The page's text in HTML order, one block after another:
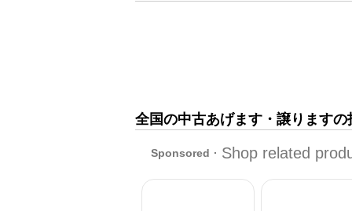
全国の中古あげます・譲りますの